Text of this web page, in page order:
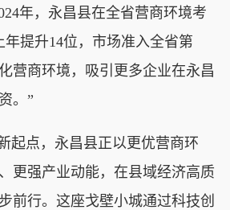
年，永昌县在全省营商环境考
提升14位，市场准入全省第
营商环境，吸引更多企业在永昌
。”
点，永昌县正以更优营商环
更强产业动能，在县域经济高质
前行。这座戈壁小城通过科技创